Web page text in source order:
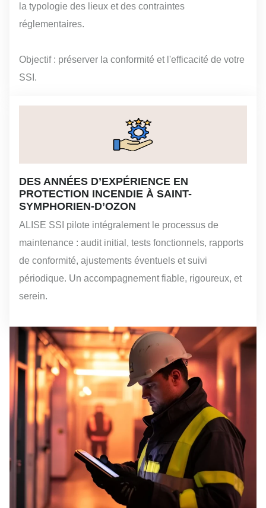
la typologie des lieux et des contraintes
réglementaires.
Objectif : préserver la conformité et l'efficacité de votre
SSI.
DES ANNÉES D’EXPÉRIENCE EN
PROTECTION INCENDIE À SAINT-
SYMPHORIEN-D’OZON
ALISE SSI pilote intégralement le processus de
maintenance : audit initial, tests fonctionnels, rapports
de conformité, ajustements éventuels et suivi
périodique. Un accompagnement fiable, rigoureux, et
serein.